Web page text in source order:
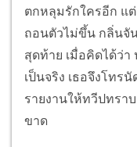
ตกหลุมรักใครอีก แ
ถอนตัวไม่ขึ้น กลิ่นจั
สุดท้าย เมื่อคิดได้ว่า
เป็นจริง เธอจึงโท
รายงานให้ทวีปทรา
ขาด